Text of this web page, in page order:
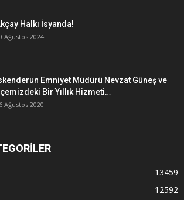
Halkı İsyanda!
Ağustos 2024
Emniyet Müdürü Nevzat Güneş ve
Bir Yıllık Hizmeti…
Ağustos 2020
13459
12592